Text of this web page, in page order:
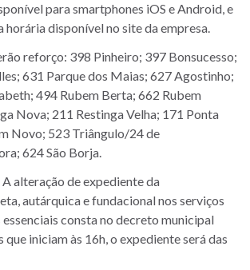
para smartphones iOS e Android, e
disponível no site da empresa.
reforço: 398 Pinheiro; 397 Bonsucesso;
631 Parque dos Maias; 627 Agostinho;
494 Rubem Berta; 662 Rubem
Nova; 211 Restinga Velha; 171 Ponta
Novo; 523 Triângulo/24 de
624 São Borja.
A alteração de expediente da
autárquica e fundacional nos serviços
consta no decreto municipal
iniciam às 16h, o expediente será das